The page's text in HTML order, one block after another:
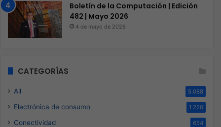
Boletín de la Computación | Edición
482 | Mayo 2026
4 de mayo de 2026
CATEGORÍAS
All 5.088
Electrónica de consumo 1.220
Conectividad 654